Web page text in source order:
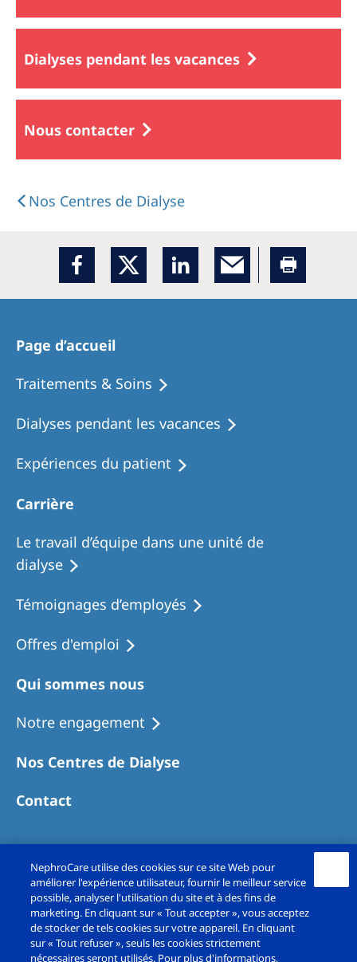
Dialyses pendant les vacances
Nous contacter
Nos Centres de Dialyse
Page d’accueil
Traitements & Soins
Dialyses pendant les vacances
Expériences du patient
Carrière
Le travail d’équipe dans une unité de
dialyse
Témoignages d’employés
Offres d'emploi
Qui sommes nous
Notre engagement
Nos Centres de Dialyse
Contact
Copyright© Fresenius Medical Care France SAS
NephroCare utilise des cookies sur ce site Web pour
améliorer l'expérience utilisateur, fournir le meilleur service
possible, analyser l'utilisation du site et à des fins de
marketing. En cliquant sur « Tout accepter », vous acceptez
de stocker de tels cookies sur votre appareil. En cliquant
sur « Tout refuser », seuls les cookies strictement
nécessaires seront utilisés. Pour plus d'informations,